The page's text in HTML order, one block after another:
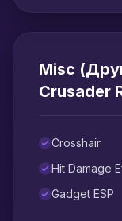
Misc
Crusader
Crosshair
Hit Damage
Gadget ESP